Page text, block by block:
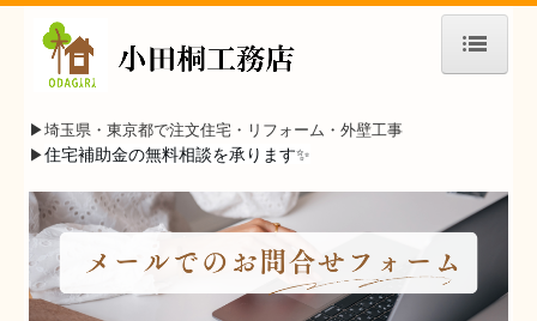
注文住宅・リフォーム・外壁工事
施工事例
お問合せ
スタッフ・現場風景
▶︎埼玉県・東京都で注文住宅・リフォーム・外壁工事
▶︎住宅補助金の無料相談を承ります✨